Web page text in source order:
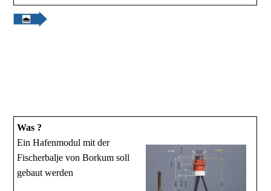
Was ?
Ein Hafenmodul mit der
Fischerbalje von Borkum soll
gebaut werden